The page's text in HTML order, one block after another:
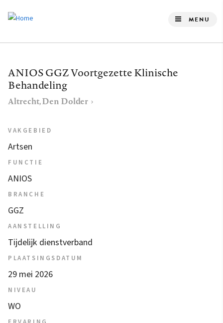
de
gaan
MENU
ANIOS GGZ Voortgezette Klinische
Behandeling
Altrecht, Den Dolder
VAKGEBIED
Artsen
FUNCTIE
ANIOS
BRANCHE
GGZ
AANSTELLING
Tijdelijk dienstverband
PLAATSINGSDATUM
29 mei 2026
NIVEAU
WO